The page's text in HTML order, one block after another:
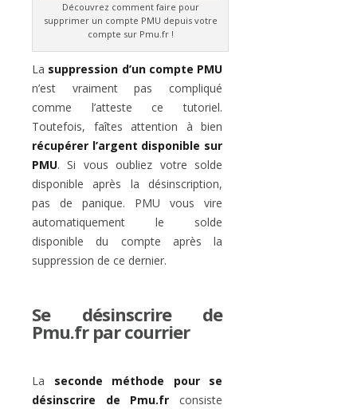
Découvrez comment faire pour
supprimer un compte PMU depuis votre
compte sur Pmu.fr !
La suppression d’un compte PMU
n’est vraiment pas compliqué
comme l’atteste ce tutoriel.
Toutefois, faîtes attention à bien
récupérer l’argent disponible sur
PMU. Si vous oubliez votre solde
disponible après la désinscription,
pas de panique. PMU vous vire
automatiquement le solde
disponible du compte après la
suppression de ce dernier.
Se désinscrire de
Pmu.fr par courrier
La seconde méthode pour se
désinscrire de Pmu.fr consiste